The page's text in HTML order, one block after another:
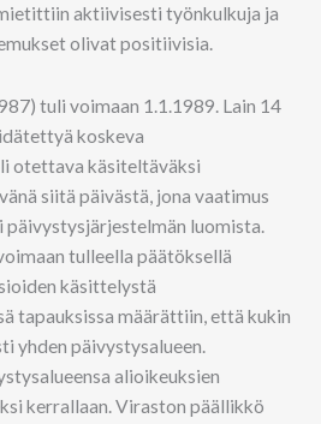
aktiivisesti työnkulkuja ja
olivat positiivisia.
tuli voimaan 1.1.1989. Lain 14
koskeva
otettava käsiteltäväksi
siitä päivästä, jona vaatimus
luomista.
tulleella päätöksellä
käsittelystä
tapauksissa määrättiin, että kukin
yhden päivystysalueen.
alioikeuksien
kerrallaan. Viraston päällikkö